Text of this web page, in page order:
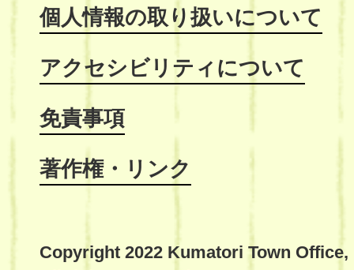
個人情報の取り扱いについて
アクセシビリティについて
免責事項
著作権・リンク
Copyright 2022 Kumatori Town Office,